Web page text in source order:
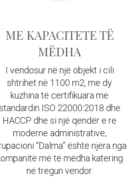
ME KAPACITETE TË
MËDHA
I vendosur në një objekt i cili
shtrihet në 1100 m2, me dy
kuzhina të certifikuara me
ISO 22000:2018 dhe
HACCP dhe si një qendër e re
moderne administrative,
“Dalma” është njëra nga
më të mëdha katering
në tregun vendor.